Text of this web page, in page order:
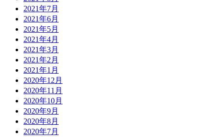
2021年7月
2021年6月
2021年5月
2021年4月
2021年3月
2021年2月
2021年1月
2020年12月
2020年11月
2020年10月
2020年9月
2020年8月
2020年7月